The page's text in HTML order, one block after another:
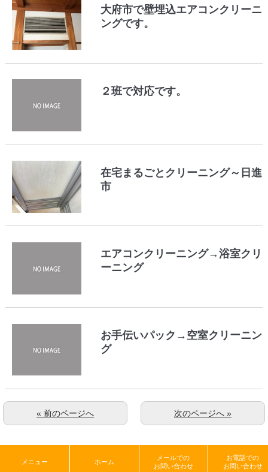
大府市で壁埋込エアコンクリーニ
ングです。
２班で対応です。
在宅まるごとクリーニング～日進
市
エアコンクリーニング→浴室クリ
ーニング
お手伝いパック→空室クリーニン
グ
次のページへ »
« 前のページへ
メニュー ホーム
メールでの
お問い合わせ
お電話での
お問い合わせ